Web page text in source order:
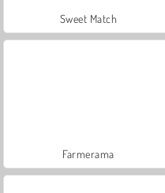
Sweet Match
Farmerama